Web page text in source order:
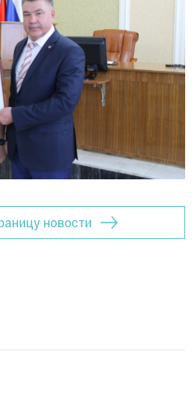
новости